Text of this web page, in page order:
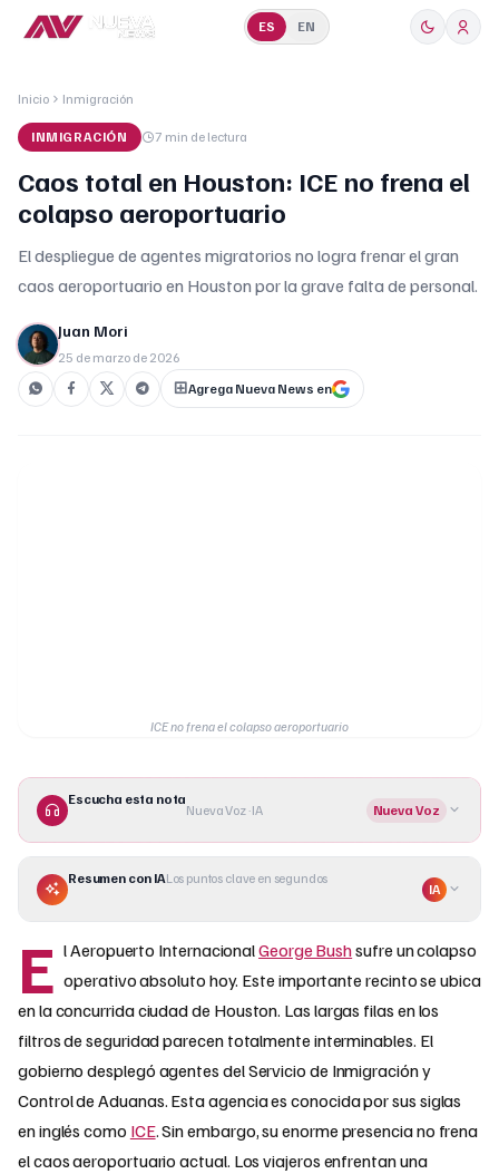
ES EN
Inicio Inmigración
INMIGRACIÓN 7 min de lectura
Caos total en Houston: ICE no frena el
colapso aeroportuario
El despliegue de agentes migratorios no logra frenar el gran
caos aeroportuario en Houston por la grave falta de personal.
Juan Mori
25 de marzo de 2026
Agrega Nueva News en
ICE no frena el colapso aeroportuario
Escucha esta nota
Nueva Voz · IA Nueva Voz
Resumen con IALos puntos clave en segundos
IA
E l Aeropuerto InternacionalGeorge Bushsufre un colapso
operativo absoluto hoy. Este importante recinto se ubica
en la concurrida ciudad de Houston. Las largas filas en los
filtros de seguridad parecen totalmente interminables. El
gobierno desplegó agentes del Servicio de Inmigración y
Control de Aduanas. Esta agencia es conocida por sus siglas
en inglés como ICE. Sin embargo, su enorme presencia no frena
el caos aeroportuario actual. Los viajeros enfrentan una